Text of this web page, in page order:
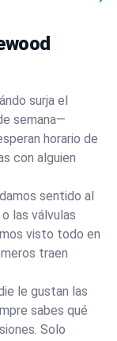
surja el
semana—
horario de
con alguien
sentido al
las válvulas
visto todo en
traen
le gustan las
sabes qué
Solo